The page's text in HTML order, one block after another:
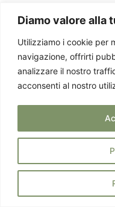
Diamo valore alla
Utilizziamo i cookie per
navigazione, offrirti
analizzare il nostro
acconsenti al nostro